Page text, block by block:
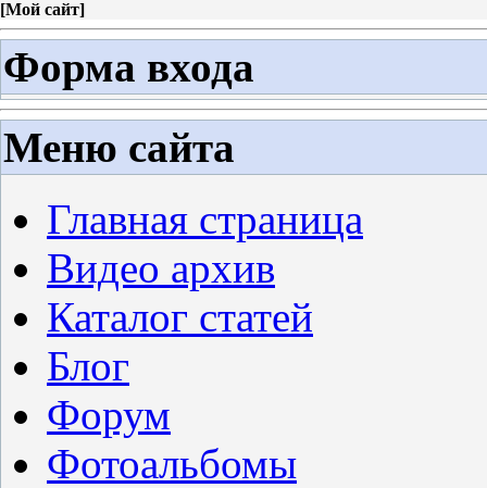
[Мой сайт]
Форма входа
Меню сайта
Главная страница
Видео архив
Каталог статей
Блог
Форум
Фотоальбомы